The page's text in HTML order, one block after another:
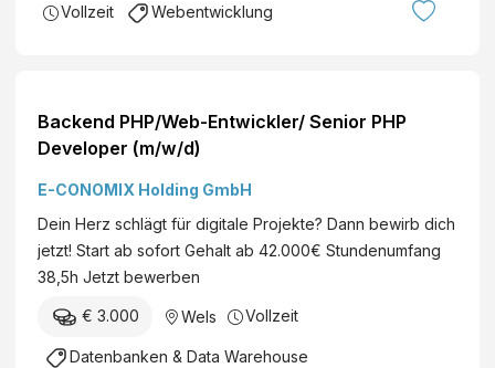
Vollzeit Webentwicklung
Backend PHP/Web-Entwickler/ Senior PHP
Developer (m/w/d)
E-CONOMIX Holding GmbH
Dein Herz schlägt für digitale Projekte? Dann bewirb dich
jetzt! Start ab sofort Gehalt ab 42.000€ Stundenumfang
38,5h Jetzt bewerben
€ 3.000 Wels Vollzeit
Datenbanken & Data Warehouse